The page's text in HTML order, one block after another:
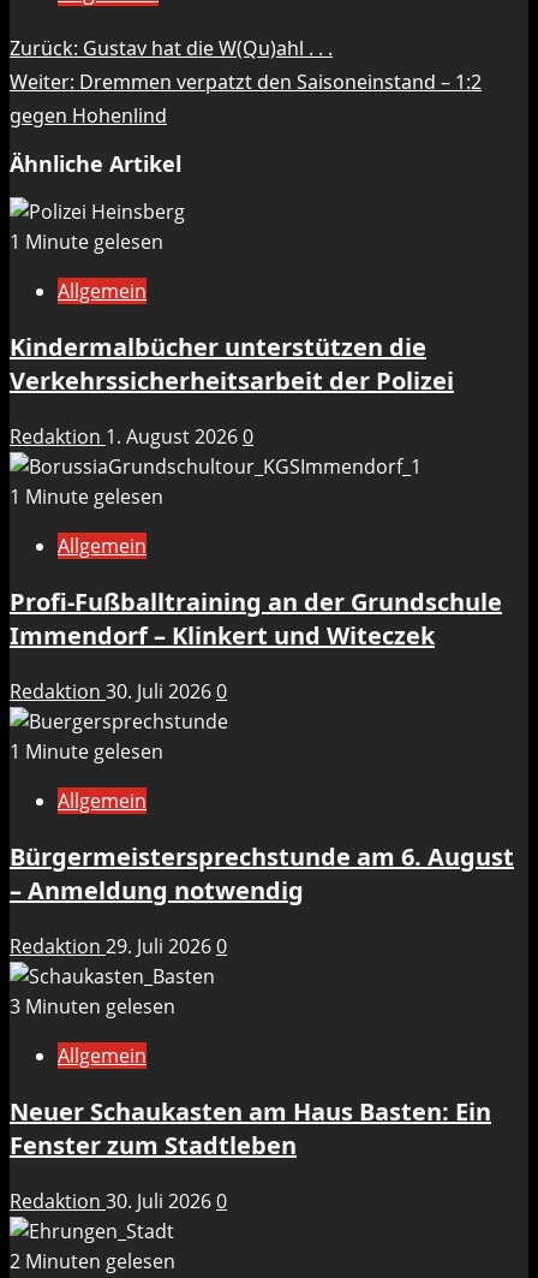
Beitragsnavigation
Zurück: Gustav hat die W(Qu)ahl . . .
Weiter: Dremmen verpatzt den Saisoneinstand – 1:2
gegen Hohenlind
Ähnliche Artikel
1 Minute gelesen
Allgemein
Kindermalbücher unterstützen die
Verkehrssicherheitsarbeit der Polizei
Redaktion 1. August 20260
1 Minute gelesen
Allgemein
Profi-Fußballtraining an der Grundschule
Immendorf – Klinkert und Witeczek
Redaktion 30. Juli 20260
1 Minute gelesen
Allgemein
Bürgermeistersprechstunde am 6. August
– Anmeldung notwendig
Redaktion 29. Juli 20260
3 Minuten gelesen
Allgemein
Neuer Schaukasten am Haus Basten: Ein
Fenster zum Stadtleben
Redaktion 30. Juli 20260
2 Minuten gelesen